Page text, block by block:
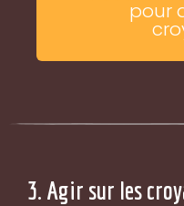
pour
3. Agir sur les